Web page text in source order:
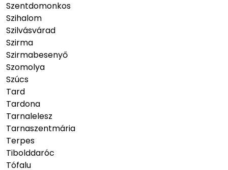
Szentdomonkos
Szihalom
Szilvásvárad
Szirma
Szirmabesenyő
Szomolya
Szúcs
Tard
Tardona
Tarnalelesz
Tarnaszentmária
Terpes
Tibolddaróc
Tófalu